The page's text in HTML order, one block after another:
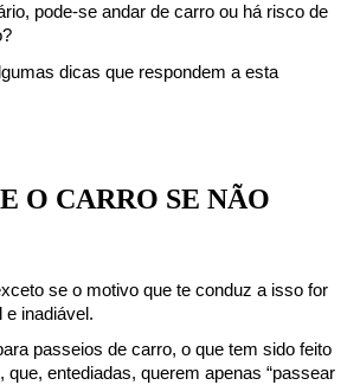
pode-se andar de carro ou há risco de
dicas que respondem a esta
O CARRO SE NÃO
se o motivo que te conduz a isso for
e inadiável.
passeios de carro, o que tem sido feito
que, entediadas, querem apenas “passear